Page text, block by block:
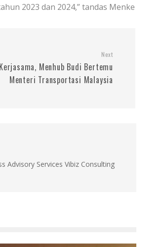
2023 dan 2024,” tandas Menke
Next
Menhub Budi Bertemu
Menteri Transportasi Malaysia
Advisory Services Vibiz Consulting